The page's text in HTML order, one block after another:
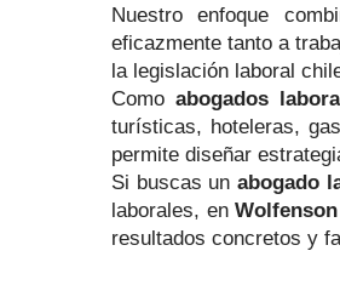
Nuestro enfoque
eficazmente tanto a
la legislación laboral
Comoabogados
turísticas, hoteleras,
permite diseñar
Si buscas unabogado
laborales, en
resultados concretos y